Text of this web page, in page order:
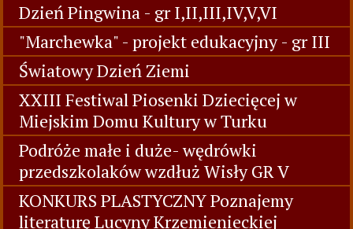
Dzień Pingwina - gr I,II,III,IV,V,VI
"Marchewka" - projekt edukacyjny - gr III
Światowy Dzień Ziemi
XXIII Festiwal Piosenki Dziecięcej w
Miejskim Domu Kultury w Turku
Podróże małe i duże- wędrówki
przedszkolaków wzdłuż Wisły GR V
KONKURS PLASTYCZNY Poznajemy
literaturę Lucyny Krzemienieckiej